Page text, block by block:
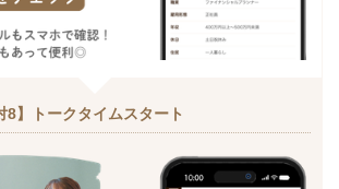
8】トークタイムスタート